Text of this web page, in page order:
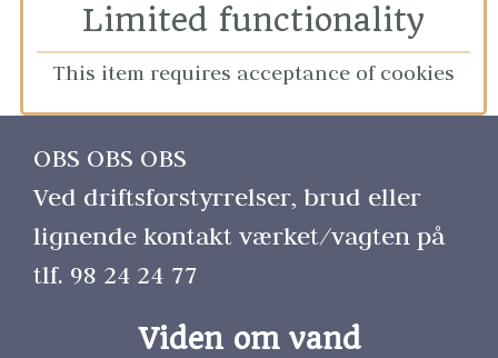
Limited functionality
This item requires acceptance of cookies
OBS OBS OBS
Ved driftsforstyrrelser, brud eller
lignende kontakt værket/vagten på
tlf. 98 24 24 77
Viden om vand